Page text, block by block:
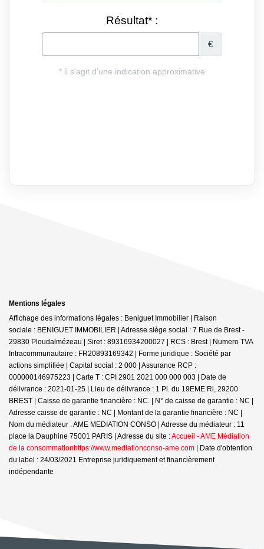
Mentions légales
Affichage des informations légales : Beniguet Immobilier | Raison
sociale : BENIGUET IMMOBILIER | Adresse siège social : 7 Rue de Brest -
29830 Ploudalmézeau | Siret : 89316934200027 | RCS : Brest | Numero TVA
Intracommunautaire : FR20893169342 | Forme juridique : Société par
actions simplifiée | Capital social : 2 000 | Assurance RCP :
000000146975223 | Carte T : CPI 2901 2021 000 000 003 | Date de
délivrance : 2021-01-25 | Lieu de délivrance : 1 Pl. du 19EME Ri, 29200
BREST | Caisse de garantie financière : NC. | N° de caisse de garantie : NC |
Adresse caisse de garantie : NC | Montant de la garantie financière : NC |
Nom du médiateur : AME MEDIATION CONSO | Adresse du médiateur : 11
place la Dauphine 75001 PARIS | Adresse du site :Accueil - AME Médiation
de la consommationhttps://www.mediationconso-ame.com | Date d'obtention
du label : 24/03/2021 Entreprise juridiquement et financièrement
indépendante